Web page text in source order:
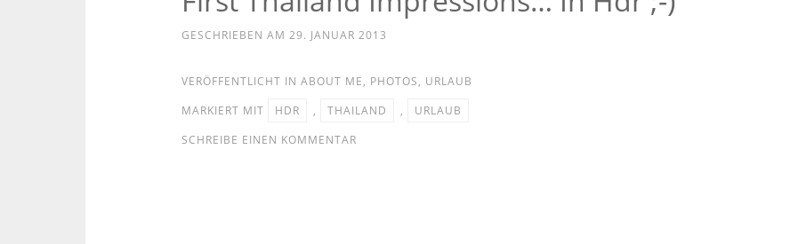
GESCHRIEBEN AM 29. JANUAR 2013
VERÖFFENTLICHT IN ABOUT ME, PHOTOS, URLAUB
MARKIERT MIT
HDR , THAILAND ,
URLAUB
SCHREIBE EINEN KOMMENTAR